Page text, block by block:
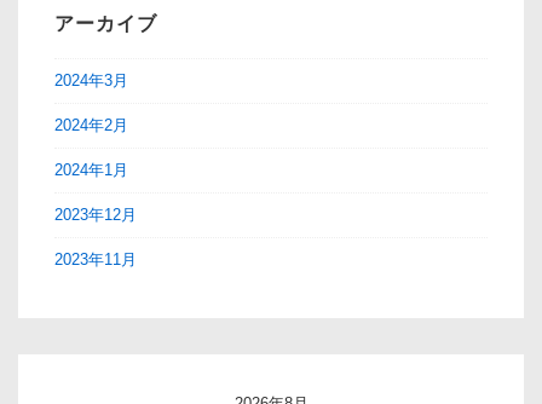
アーカイブ
2024年3月
2024年2月
2024年1月
2023年12月
2023年11月